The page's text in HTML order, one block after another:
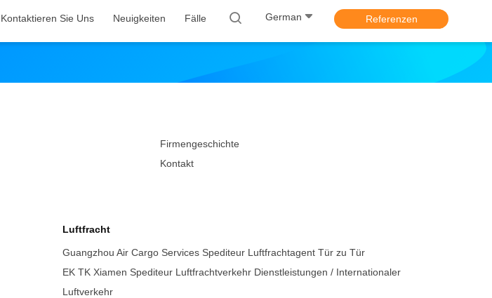
Kontaktieren Sie Uns Neuigkeiten Fälle German Referenzen
Firmengeschichte
Kontakt
Luftfracht
Guangzhou Air Cargo Services Spediteur Luftfrachtagent Tür zu Tür
EK TK Xiamen Spediteur Luftfrachtverkehr Dienstleistungen / Internationaler
Luftverkehr